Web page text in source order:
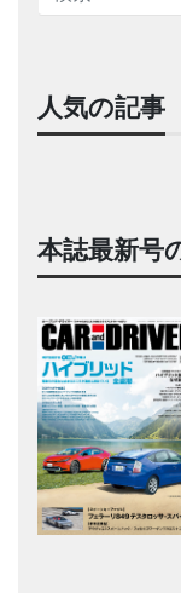
人気の記事
本誌最新号